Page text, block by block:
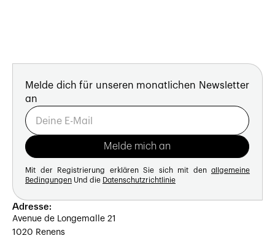
Melde dich für unseren monatlichen Newsletter
an
Mit der Registrierung erklären Sie sich mit den allgemeine
Bedingungen Und die Datenschutzrichtlinie
Adresse:
Avenue de Longemalle 21
1020 Renens